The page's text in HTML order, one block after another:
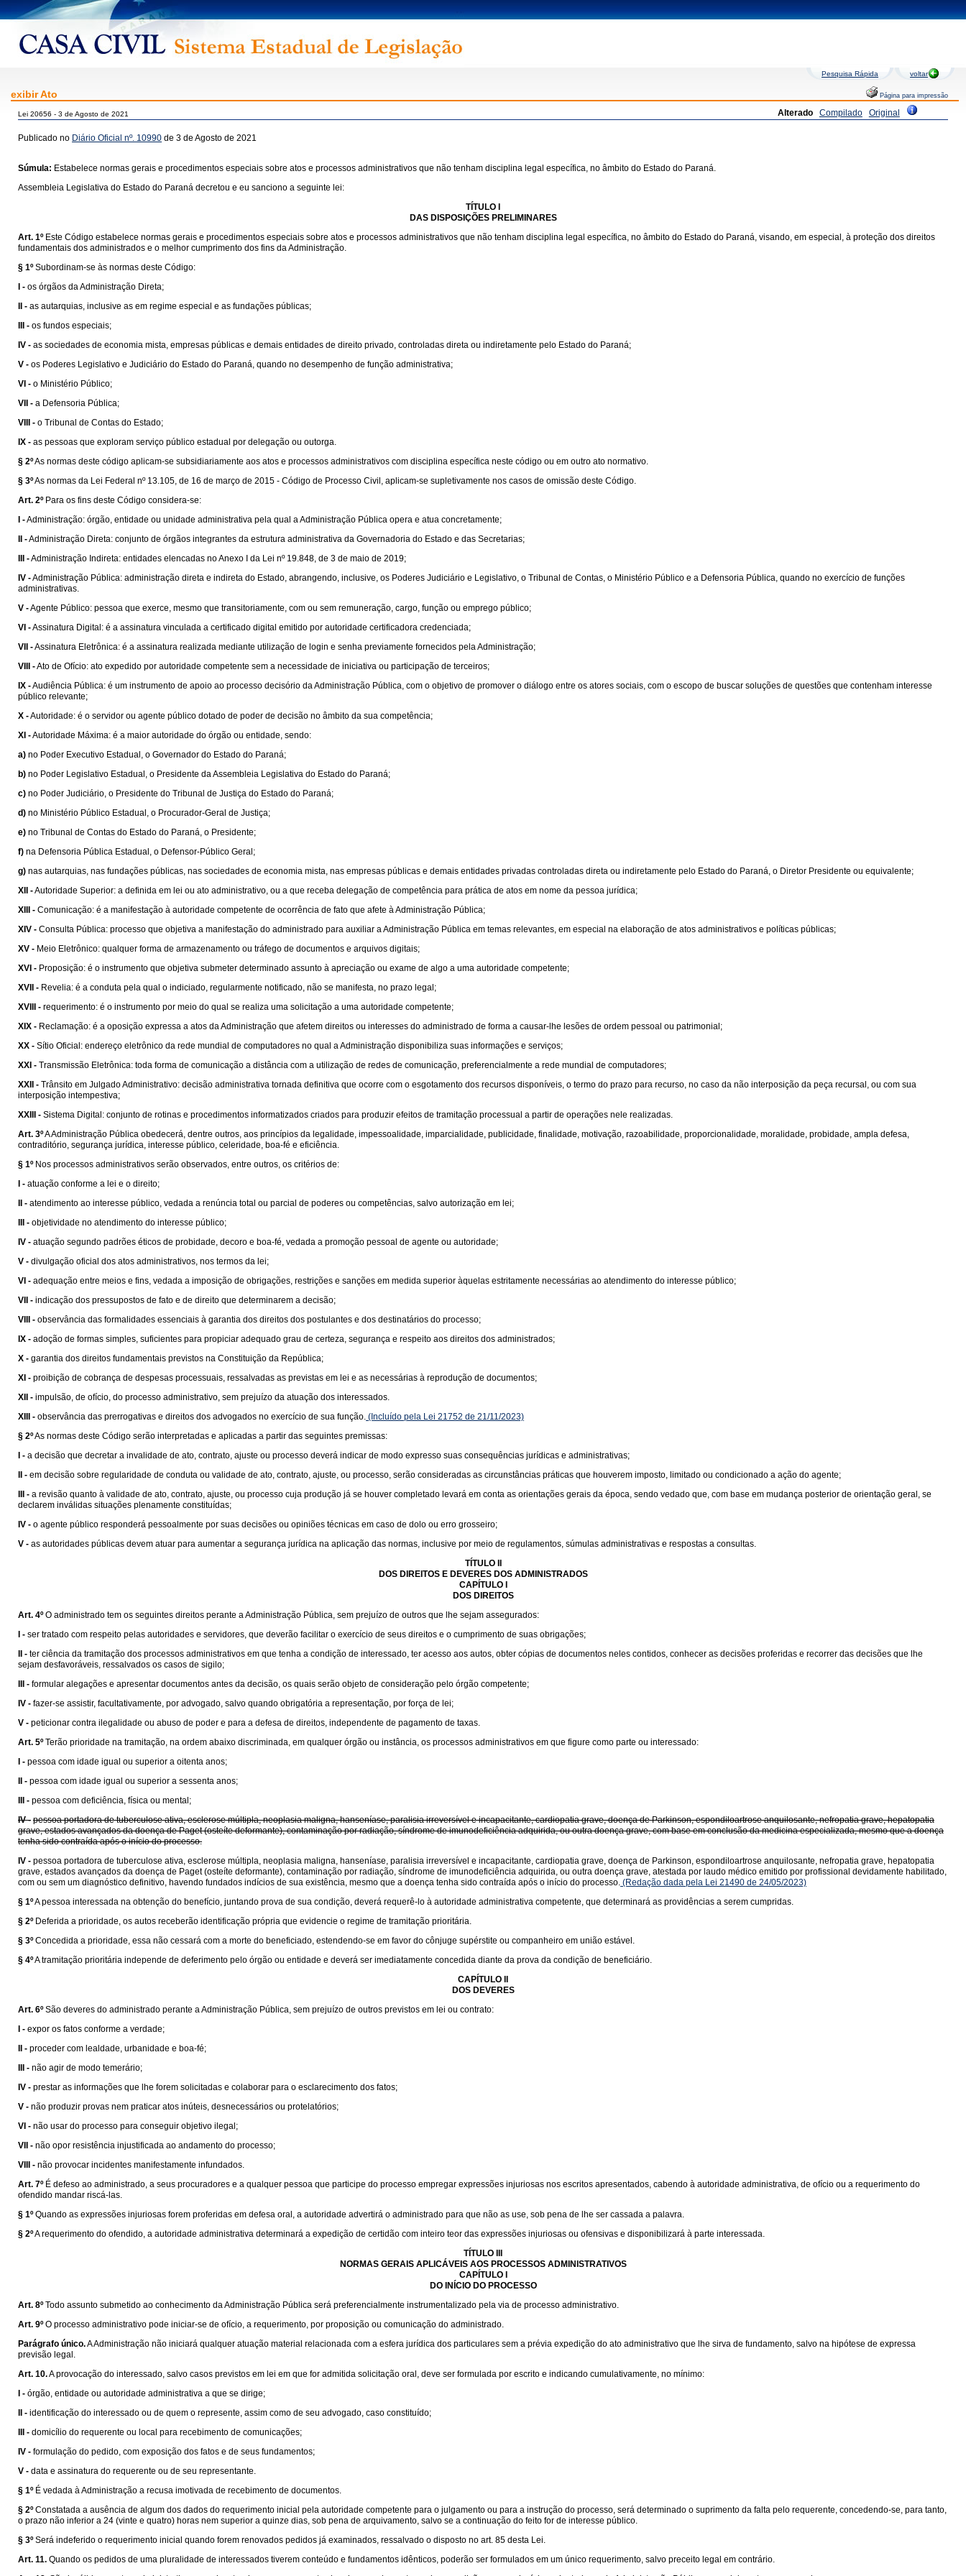
Pesquisa Rápida voltar
exibir Ato Página para impressão
Alterado Compilado Original
Lei 20656 - 3 de Agosto de 2021
Publicado no Diário Oficial nº. 10990 de 3 de Agosto de 2021
Súmula: Estabelece normas gerais e procedimentos especiais sobre atos e processos administrativos que não tenham disciplina legal específica, no âmbito do Estado do Paraná.
Assembleia Legislativa do Estado do Paraná decretou e eu sanciono a seguinte lei:
TÍTULO I
DAS DISPOSIÇÕES PRELIMINARES
Art. 1º Este Código estabelece normas gerais e procedimentos especiais sobre atos e processos administrativos que não tenham disciplina legal específica, no âmbito do Estado do Paraná, visando, em especial, à proteção dos direitos
fundamentais dos administrados e o melhor cumprimento dos fins da Administração.
§ 1º Subordinam-se às normas deste Código:
I - os órgãos da Administração Direta;
II - as autarquias, inclusive as em regime especial e as fundações públicas;
III - os fundos especiais;
IV - as sociedades de economia mista, empresas públicas e demais entidades de direito privado, controladas direta ou indiretamente pelo Estado do Paraná;
V - os Poderes Legislativo e Judiciário do Estado do Paraná, quando no desempenho de função administrativa;
VI - o Ministério Público;
VII - a Defensoria Pública;
VIII - o Tribunal de Contas do Estado;
IX - as pessoas que exploram serviço público estadual por delegação ou outorga.
§ 2ºAs normas deste código aplicam-se subsidiariamente aos atos e processos administrativos com disciplina específica neste código ou em outro ato normativo.
§ 3ºAs normas da Lei Federal nº 13.105, de 16 de março de 2015 - Código de Processo Civil, aplicam-se supletivamente nos casos de omissão deste Código.
Art. 2º Para os fins deste Código considera-se:
I -Administração: órgão, entidade ou unidade administrativa pela qual a Administração Pública opera e atua concretamente;
II -Administração Direta: conjunto de órgãos integrantes da estrutura administrativa da Governadoria do Estado e das Secretarias;
III -Administração Indireta: entidades elencadas no Anexo I da Lei nº 19.848, de 3 de maio de 2019;
IV -Administração Pública: administração direta e indireta do Estado, abrangendo, inclusive, os Poderes Judiciário e Legislativo, o Tribunal de Contas, o Ministério Público e a Defensoria Pública, quando no exercício de funções
administrativas.
V -Agente Público: pessoa que exerce, mesmo que transitoriamente, com ou sem remuneração, cargo, função ou emprego público;
VI -Assinatura Digital: é a assinatura vinculada a certificado digital emitido por autoridade certificadora credenciada;
VII -Assinatura Eletrônica: é a assinatura realizada mediante utilização de login e senha previamente fornecidos pela Administração;
VIII -Ato de Ofício: ato expedido por autoridade competente sem a necessidade de iniciativa ou participação de terceiros;
IX -Audiência Pública: é um instrumento de apoio ao processo decisório da Administração Pública, com o objetivo de promover o diálogo entre os atores sociais, com o escopo de buscar soluções de questões que contenham interesse
público relevante;
X -Autoridade: é o servidor ou agente público dotado de poder de decisão no âmbito da sua competência;
XI -Autoridade Máxima: é a maior autoridade do órgão ou entidade, sendo:
a) no Poder Executivo Estadual, o Governador do Estado do Paraná;
b) no Poder Legislativo Estadual, o Presidente da Assembleia Legislativa do Estado do Paraná;
c) no Poder Judiciário, o Presidente do Tribunal de Justiça do Estado do Paraná;
d) no Ministério Público Estadual, o Procurador-Geral de Justiça;
e) no Tribunal de Contas do Estado do Paraná, o Presidente;
f) na Defensoria Pública Estadual, o Defensor-Público Geral;
g) nas autarquias, nas fundações públicas, nas sociedades de economia mista, nas empresas públicas e demais entidades privadas controladas direta ou indiretamente pelo Estado do Paraná, o Diretor Presidente ou equivalente;
XII -Autoridade Superior: a definida em lei ou ato administrativo, ou a que receba delegação de competência para prática de atos em nome da pessoa jurídica;
XIII - Comunicação: é a manifestação à autoridade competente de ocorrência de fato que afete à Administração Pública;
XIV - Consulta Pública: processo que objetiva a manifestação do administrado para auxiliar a Administração Pública em temas relevantes, em especial na elaboração de atos administrativos e políticas públicas;
XV - Meio Eletrônico: qualquer forma de armazenamento ou tráfego de documentos e arquivos digitais;
XVI - Proposição: é o instrumento que objetiva submeter determinado assunto à apreciação ou exame de algo a uma autoridade competente;
XVII - Revelia: é a conduta pela qual o indiciado, regularmente notificado, não se manifesta, no prazo legal;
XVIII - requerimento: é o instrumento por meio do qual se realiza uma solicitação a uma autoridade competente;
XIX - Reclamação: é a oposição expressa a atos da Administração que afetem direitos ou interesses do administrado de forma a causar-lhe lesões de ordem pessoal ou patrimonial;
XX - Sítio Oficial: endereço eletrônico da rede mundial de computadores no qual a Administração disponibiliza suas informações e serviços;
XXI - Transmissão Eletrônica: toda forma de comunicação a distância com a utilização de redes de comunicação, preferencialmente a rede mundial de computadores;
XXII - Trânsito em Julgado Administrativo: decisão administrativa tornada definitiva que ocorre com o esgotamento dos recursos disponíveis, o termo do prazo para recurso, no caso da não interposição da peça recursal, ou com sua
interposição intempestiva;
XXIII - Sistema Digital: conjunto de rotinas e procedimentos informatizados criados para produzir efeitos de tramitação processual a partir de operações nele realizadas.
Art. 3ºA Administração Pública obedecerá, dentre outros, aos princípios da legalidade, impessoalidade, imparcialidade, publicidade, finalidade, motivação, razoabilidade, proporcionalidade, moralidade, probidade, ampla defesa,
contraditório, segurança jurídica, interesse público, celeridade, boa-fé e eficiência.
§ 1º Nos processos administrativos serão observados, entre outros, os critérios de:
I - atuação conforme a lei e o direito;
II - atendimento ao interesse público, vedada a renúncia total ou parcial de poderes ou competências, salvo autorização em lei;
III - objetividade no atendimento do interesse público;
IV - atuação segundo padrões éticos de probidade, decoro e boa-fé, vedada a promoção pessoal de agente ou autoridade;
V - divulgação oficial dos atos administrativos, nos termos da lei;
VI - adequação entre meios e fins, vedada a imposição de obrigações, restrições e sanções em medida superior àquelas estritamente necessárias ao atendimento do interesse público;
VII - indicação dos pressupostos de fato e de direito que determinarem a decisão;
VIII - observância das formalidades essenciais à garantia dos direitos dos postulantes e dos destinatários do processo;
IX - adoção de formas simples, suficientes para propiciar adequado grau de certeza, segurança e respeito aos direitos dos administrados;
X - garantia dos direitos fundamentais previstos na Constituição da República;
XI - proibição de cobrança de despesas processuais, ressalvadas as previstas em lei e as necessárias à reprodução de documentos;
XII - impulsão, de ofício, do processo administrativo, sem prejuízo da atuação dos interessados.
XIII - observância das prerrogativas e direitos dos advogados no exercício de sua função. (Incluído pela Lei 21752 de 21/11/2023)
§ 2ºAs normas deste Código serão interpretadas e aplicadas a partir das seguintes premissas:
I - a decisão que decretar a invalidade de ato, contrato, ajuste ou processo deverá indicar de modo expresso suas consequências jurídicas e administrativas;
II - em decisão sobre regularidade de conduta ou validade de ato, contrato, ajuste, ou processo, serão consideradas as circunstâncias práticas que houverem imposto, limitado ou condicionado a ação do agente;
III - a revisão quanto à validade de ato, contrato, ajuste, ou processo cuja produção já se houver completado levará em conta as orientações gerais da época, sendo vedado que, com base em mudança posterior de orientação geral, se
declarem inválidas situações plenamente constituídas;
IV - o agente público responderá pessoalmente por suas decisões ou opiniões técnicas em caso de dolo ou erro grosseiro;
V - as autoridades públicas devem atuar para aumentar a segurança jurídica na aplicação das normas, inclusive por meio de regulamentos, súmulas administrativas e respostas a consultas.
TÍTULO II
DOS DIREITOS E DEVERES DOS ADMINISTRADOS
CAPÍTULO I
DOS DIREITOS
Art. 4º O administrado tem os seguintes direitos perante a Administração Pública, sem prejuízo de outros que lhe sejam assegurados:
I - ser tratado com respeito pelas autoridades e servidores, que deverão facilitar o exercício de seus direitos e o cumprimento de suas obrigações;
II - ter ciência da tramitação dos processos administrativos em que tenha a condição de interessado, ter acesso aos autos, obter cópias de documentos neles contidos, conhecer as decisões proferidas e recorrer das decisões que lhe
sejam desfavoráveis, ressalvados os casos de sigilo;
III - formular alegações e apresentar documentos antes da decisão, os quais serão objeto de consideração pelo órgão competente;
IV - fazer-se assistir, facultativamente, por advogado, salvo quando obrigatória a representação, por força de lei;
V - peticionar contra ilegalidade ou abuso de poder e para a defesa de direitos, independente de pagamento de taxas.
Art. 5º Terão prioridade na tramitação, na ordem abaixo discriminada, em qualquer órgão ou instância, os processos administrativos em que figure como parte ou interessado:
I - pessoa com idade igual ou superior a oitenta anos;
II - pessoa com idade igual ou superior a sessenta anos;
III - pessoa com deficiência, física ou mental;
IV - pessoa portadora de tuberculose ativa, esclerose múltipla, neoplasia maligna, hanseníase, paralisia irreversível e incapacitante, cardiopatia grave, doença de Parkinson, espondiloartrose anquilosante, nefropatia grave, hepatopatia
grave, estados avançados da doença de Paget (osteíte deformante), contaminação por radiação, síndrome de imunodeficiência adquirida, ou outra doença grave, com base em conclusão da medicina especializada, mesmo que a doença
tenha sido contraída após o início do processo.
IV - pessoa portadora de tuberculose ativa, esclerose múltipla, neoplasia maligna, hanseníase, paralisia irreversível e incapacitante, cardiopatia grave, doença de Parkinson, espondiloartrose anquilosante, nefropatia grave, hepatopatia
grave, estados avançados da doença de Paget (osteíte deformante), contaminação por radiação, síndrome de imunodeficiência adquirida, ou outra doença grave, atestada por laudo médico emitido por profissional devidamente habilitado,
com ou sem um diagnóstico definitivo, havendo fundados indícios de sua existência, mesmo que a doença tenha sido contraída após o início do processo. (Redação dada pela Lei 21490 de 24/05/2023)
§ 1ºA pessoa interessada na obtenção do benefício, juntando prova de sua condição, deverá requerê-lo à autoridade administrativa competente, que determinará as providências a serem cumpridas.
§ 2º Deferida a prioridade, os autos receberão identificação própria que evidencie o regime de tramitação prioritária.
§ 3º Concedida a prioridade, essa não cessará com a morte do beneficiado, estendendo-se em favor do cônjuge supérstite ou companheiro em união estável.
§ 4ºA tramitação prioritária independe de deferimento pelo órgão ou entidade e deverá ser imediatamente concedida diante da prova da condição de beneficiário.
CAPÍTULO II
DOS DEVERES
Art. 6º São deveres do administrado perante a Administração Pública, sem prejuízo de outros previstos em lei ou contrato:
I - expor os fatos conforme a verdade;
II - proceder com lealdade, urbanidade e boa-fé;
III - não agir de modo temerário;
IV - prestar as informações que lhe forem solicitadas e colaborar para o esclarecimento dos fatos;
V - não produzir provas nem praticar atos inúteis, desnecessários ou protelatórios;
VI - não usar do processo para conseguir objetivo ilegal;
VII - não opor resistência injustificada ao andamento do processo;
VIII - não provocar incidentes manifestamente infundados.
Art. 7º É defeso ao administrado, a seus procuradores e a qualquer pessoa que participe do processo empregar expressões injuriosas nos escritos apresentados, cabendo à autoridade administrativa, de ofício ou a requerimento do
ofendido mandar riscá-las.
§ 1º Quando as expressões injuriosas forem proferidas em defesa oral, a autoridade advertirá o administrado para que não as use, sob pena de lhe ser cassada a palavra.
§ 2ºA requerimento do ofendido, a autoridade administrativa determinará a expedição de certidão com inteiro teor das expressões injuriosas ou ofensivas e disponibilizará à parte interessada.
TÍTULO III
NORMAS GERAIS APLICÁVEIS AOS PROCESSOS ADMINISTRATIVOS
CAPÍTULO I
DO INÍCIO DO PROCESSO
Art. 8º Todo assunto submetido ao conhecimento da Administração Pública será preferencialmente instrumentalizado pela via de processo administrativo.
Art. 9º O processo administrativo pode iniciar-se de ofício, a requerimento, por proposição ou comunicação do administrado.
Parágrafo único.A Administração não iniciará qualquer atuação material relacionada com a esfera jurídica dos particulares sem a prévia expedição do ato administrativo que lhe sirva de fundamento, salvo na hipótese de expressa
previsão legal.
Art. 10.A provocação do interessado, salvo casos previstos em lei em que for admitida solicitação oral, deve ser formulada por escrito e indicando cumulativamente, no mínimo:
I - órgão, entidade ou autoridade administrativa a que se dirige;
II - identificação do interessado ou de quem o represente, assim como de seu advogado, caso constituído;
III - domicílio do requerente ou local para recebimento de comunicações;
IV - formulação do pedido, com exposição dos fatos e de seus fundamentos;
V - data e assinatura do requerente ou de seu representante.
§ 1º É vedada à Administração a recusa imotivada de recebimento de documentos.
§ 2º Constatada a ausência de algum dos dados do requerimento inicial pela autoridade competente para o julgamento ou para a instrução do processo, será determinado o suprimento da falta pelo requerente, concedendo-se, para tanto,
o prazo não inferior a 24 (vinte e quatro) horas nem superior a quinze dias, sob pena de arquivamento, salvo se a continuação do feito for de interesse público.
§ 3º Será indeferido o requerimento inicial quando forem renovados pedidos já examinados, ressalvado o disposto no art. 85 desta Lei.
Art. 11. Quando os pedidos de uma pluralidade de interessados tiverem conteúdo e fundamentos idênticos, poderão ser formulados em um único requerimento, salvo preceito legal em contrário.